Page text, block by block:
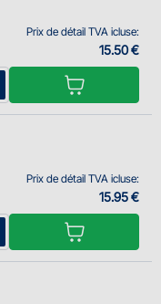
Prix de détail TVA icluse:
15.50 €
Prix de détail TVA icluse:
15.95 €